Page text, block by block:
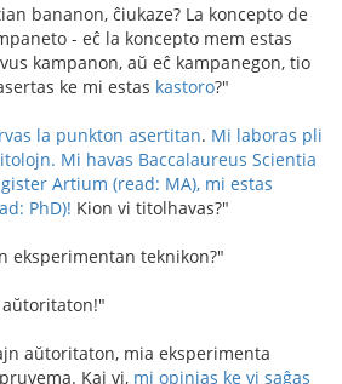
bananon, ĉiukaze? La koncepto de
- eĉ la koncepto mem estas
kampanon, aŭ eĉ kampanegon, tio
ke mi estas kastoro?"
la punkton asertitan. Mi laboras pli
Mi havas Baccalaureus Scientia
Artium (read: MA), mi estas
PhD)! Kion vi titolhavas?"
eksperimentan teknikon?"
aŭtoritaton, mia eksperimenta
Kaj vi, mi opinias ke vi saĝas